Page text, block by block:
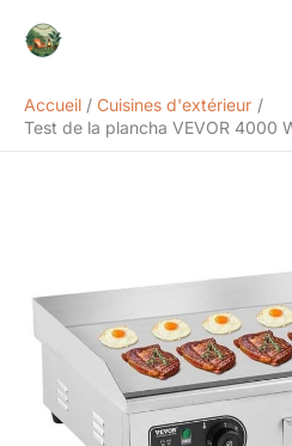
Accueil
Cuisines d'extérieur
Test de la plancha VEVOR 4000